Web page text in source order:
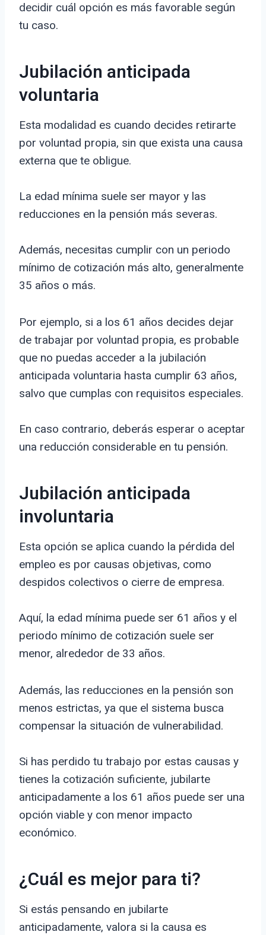
decidir cuál opción es más favorable según
tu caso.
Jubilación anticipada
voluntaria
Esta modalidad es cuando decides retirarte
por voluntad propia, sin que exista una causa
externa que te obligue.
La edad mínima suele ser mayor y las
reducciones en la pensión más severas.
Además, necesitas cumplir con un periodo
mínimo de cotización más alto, generalmente
35 años o más.
Por ejemplo, si a los 61 años decides dejar
de trabajar por voluntad propia, es probable
que no puedas acceder a la jubilación
anticipada voluntaria hasta cumplir 63 años,
salvo que cumplas con requisitos especiales.
En caso contrario, deberás esperar o aceptar
una reducción considerable en tu pensión.
Jubilación anticipada
involuntaria
Esta opción se aplica cuando la pérdida del
empleo es por causas objetivas, como
despidos colectivos o cierre de empresa.
Aquí, la edad mínima puede ser 61 años y el
periodo mínimo de cotización suele ser
menor, alrededor de 33 años.
Además, las reducciones en la pensión son
menos estrictas, ya que el sistema busca
compensar la situación de vulnerabilidad.
Si has perdido tu trabajo por estas causas y
tienes la cotización suficiente, jubilarte
anticipadamente a los 61 años puede ser una
opción viable y con menor impacto
económico.
¿Cuál es mejor para ti?
Si estás pensando en jubilarte
anticipadamente, valora si la causa es